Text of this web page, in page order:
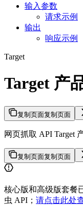
输入参数
请求示例
输出
响应示例
Target
Target 产
复制页面复制页面
网页抓取 API Target
复制页面复制页面
核心版和高级版套餐
虫 API； 请点击此处